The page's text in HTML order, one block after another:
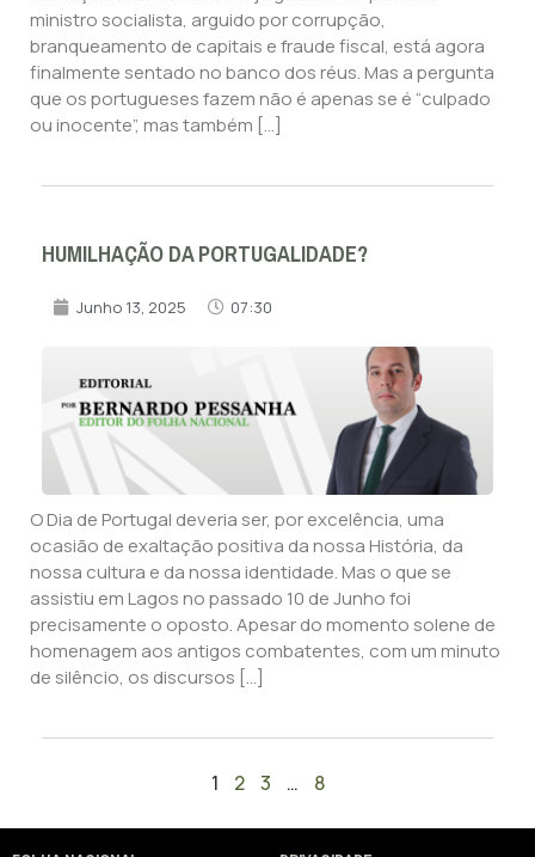
ministro socialista, arguido por corrupção,
branqueamento de capitais e fraude fiscal, está agora
finalmente sentado no banco dos réus. Mas a pergunta
que os portugueses fazem não é apenas se é “culpado
ou inocente”, mas também […]
HUMILHAÇÃO DA PORTUGALIDADE?
Junho 13, 2025 07:30
O Dia de Portugal deveria ser, por excelência, uma
ocasião de exaltação positiva da nossa História, da
nossa cultura e da nossa identidade. Mas o que se
assistiu em Lagos no passado 10 de Junho foi
precisamente o oposto. Apesar do momento solene de
homenagem aos antigos combatentes, com um minuto
de silêncio, os discursos […]
1 2 3 … 8